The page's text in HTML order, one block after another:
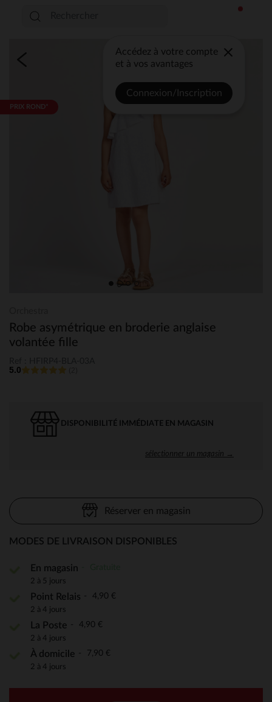
Accédez à votre compte
et à vos avantages
Connexion/Inscription
PRIX ROND*
Robe asymétrique en broderie anglaise
volantée fille
5.0
DISPONIBILITÉ IMMÉDIATE EN MAGASIN
sélectionner un magasin →
Réserver en magasin
MODES DE LIVRAISON DISPONIBLES
En magasin
2 à 5 jours
Point Relais 4,90 €
2 à 4 jours
La Poste 4,90 €
2 à 4 jours
À domicile 7,90 €
2 à 4 jours